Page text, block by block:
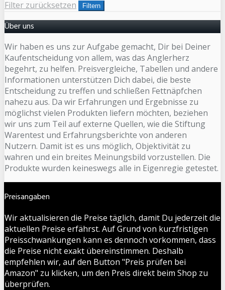
Filter zurücksetzen
Filtern
Über uns
Wir haben es uns zur Aufgabe gemacht, Dir bei Deiner
Kaufentscheidung von allem, was das Anglerherz
begehrt, zu helfen. Preisvergleiche, Tabellen und andere
Informationen unterstützen Dich dabei, die beste
Entscheidung zu treffen und schließen Fettnäpfchen
nahezu aus. Da wir Erfahrungen und Ergebnisse zu
möglichst vielen Produkten liefern möchten, beziehen
wir uns zum Teil auf externe Quellen, wie die Stiftung
Warentest und Erfahrungsberichte von anderen
Nutzern. Damit ist es uns möglich, Objektivität zu
wahren und ein breites Meinungsbild vorzustellen. Die
Produkte wurden keineswegs alle in Eigenregie getestet.
Preisangaben
Wir aktualisieren die Preise täglich, damit Du jederzeit die
aktuellen Preise erfährst. Auf Grund von kurzfristigen
Preisschwankungen kann es dennoch vorkommen, dass
die Preise nicht exakt übereinstimmen. Deshalb
empfehlen wir, auf den Button "Preis prüfen bei
Amazon" zu klicken, um den Preis direkt beim Shop zu
überprüfen.